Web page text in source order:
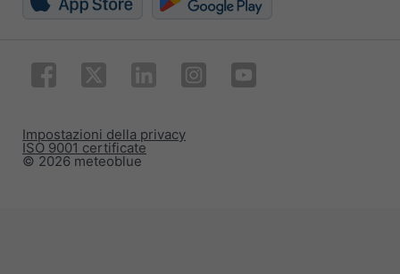
© 2026 meteoblue
ISO 9001 certificate
Impostazioni della privacy